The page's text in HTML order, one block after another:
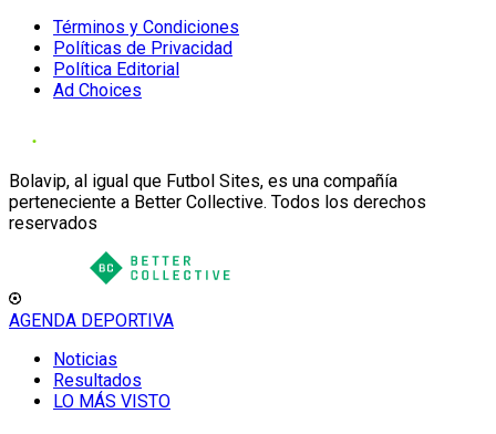
Términos y Condiciones
Políticas de Privacidad
Política Editorial
Ad Choices
Bolavip, al igual que Futbol Sites, es una compañía
perteneciente a Better Collective. Todos los derechos
reservados
AGENDA DEPORTIVA
Noticias
Resultados
LO MÁS VISTO